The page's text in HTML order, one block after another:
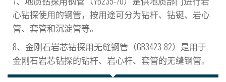
心钻探使用的钢管，按用途可分为钻杆、钻铤、岩心
管、套管和沉淀管等。
8、金刚石岩芯钻探用无缝钢管（GB3423-82）是用于
金刚石岩芯钻探的钻杆、岩心杆、套管的无缝钢管。